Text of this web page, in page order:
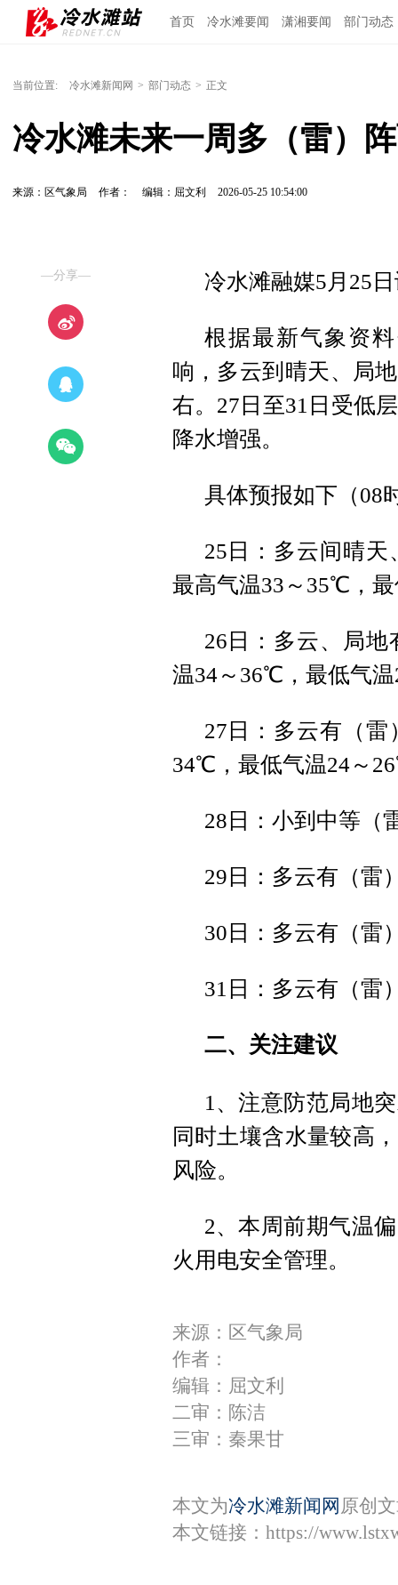
首页 冷水滩要闻 潇湘要闻 部门动态
当前位置: 冷水滩新闻网 > 部门动态 > 正文
冷水滩未来一周多（雷）
来源：区气象局 作者： 编辑：屈文利 2026-05-25 10:54:00
—分享— 冷水滩融媒5月25
根据最新气象资
响，多云到晴天、局
右。27日至31日受低
降水增强。
具体预报如下（08
25日：多云间晴
最高气温33～35℃，
26日：多云、局
温34～36℃，最低气
27日：多云有（
34℃，最低气温24～
28日：小到中等（
29日：多云有（雷
30日：多云有（雷
31日：多云有（雷
二、关注建议
1、注意防范局地
同时土壤含水量较高
风险。
2、本周前期气温
火用电安全管理。
来源：区气象局
作者：
编辑：屈文利
二审：陈洁
三审：秦果甘
本文为冷水滩新闻网 原创
本文链接： https://